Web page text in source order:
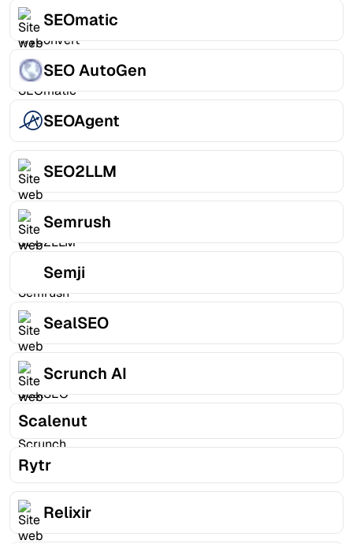
SEOmatic
SEO AutoGen
SEOAgent
SEO2LLM
Semrush
Semji
SealSEO
Scrunch AI
Scalenut
Rytr
Relixir